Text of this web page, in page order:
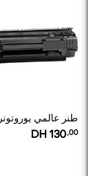
طنر عالمي يوروتونر
130,00